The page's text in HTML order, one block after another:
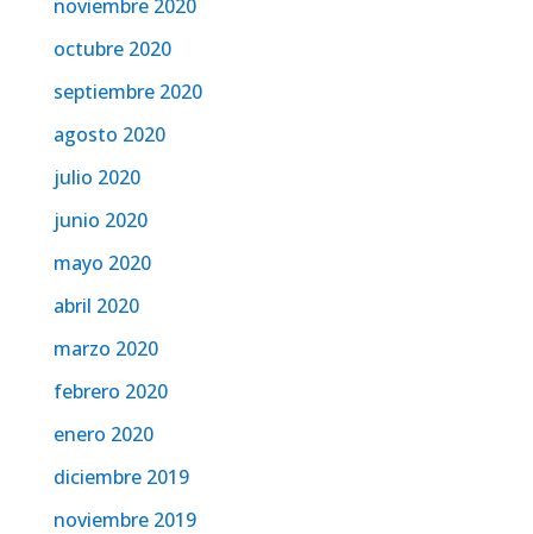
noviembre 2020
octubre 2020
septiembre 2020
agosto 2020
julio 2020
junio 2020
mayo 2020
abril 2020
marzo 2020
febrero 2020
enero 2020
diciembre 2019
noviembre 2019